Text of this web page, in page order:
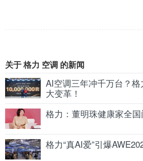
关于 格力 空调 的新闻
AI空调三年冲千万台？
大变革！
格力：董明珠健康家全
格力“真AI爱”引爆